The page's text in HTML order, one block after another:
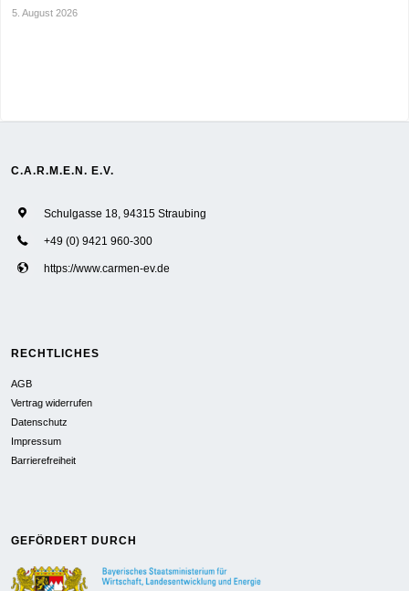
5. August 2026
C.A.R.M.E.N. E.V.
Schulgasse 18, 94315 Straubing
+49 (0) 9421 960-300
https://www.carmen-ev.de
RECHTLICHES
AGB
Vertrag widerrufen
Datenschutz
Impressum
Barrierefreiheit
GEFÖRDERT DURCH